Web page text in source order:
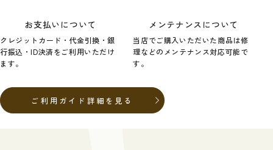
お支払いについて
クレジットカード・代金引換・銀
行振込・ID決済をご利用いただけ
ます。
メンテナンスについて
当店でご購入いただいた商品は修
理などのメンテナンス対応可能で
す。
ご利用ガイド詳細を見る